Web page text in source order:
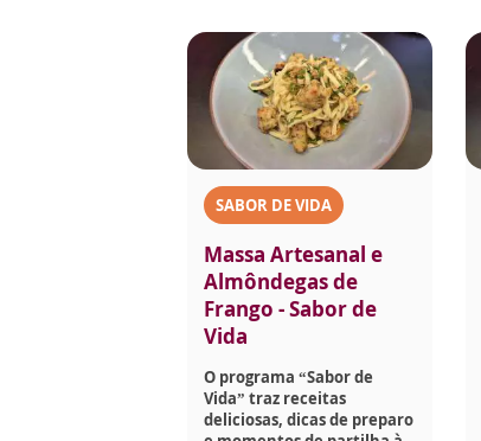
SABOR DE VIDA
Massa Artesanal e
Almôndegas de
Frango - Sabor de
Vida
O programa “Sabor de
Vida” traz receitas
deliciosas, dicas de preparo